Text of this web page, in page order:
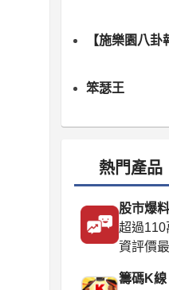
【施樂園八
笨瑟王
熱門產品
股市爆
超過110
資評價
籌碼K線